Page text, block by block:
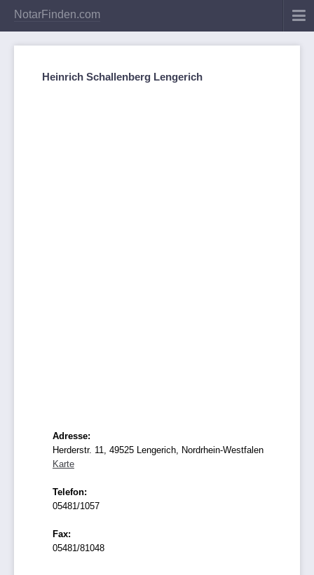
NotarFinden.com
Heinrich Schallenberg Lengerich
Adresse:
Herderstr. 11, 49525 Lengerich, Nordrhein-Westfalen
Karte
Telefon:
05481/1057
Fax:
05481/81048